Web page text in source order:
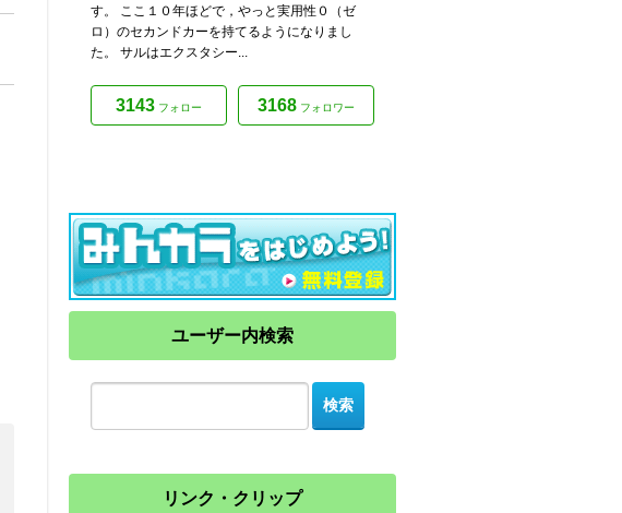
す。 ここ１０年ほどで，やっと実用性０（ゼ
ロ）のセカンドカーを持てるようになりまし
た。 サルはエクスタシー...
3143 フォロー 3168 フォロワー
ユーザー内検索
リンク・クリップ